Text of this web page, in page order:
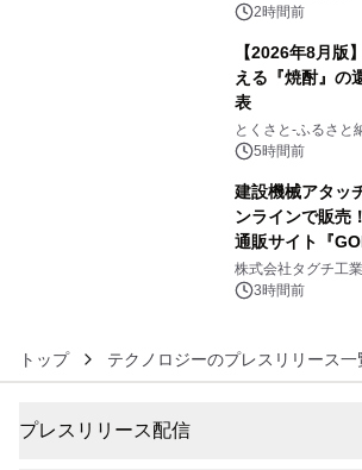
ぐっと豊かに
2時間前
【2026年8月版
える『焼酎』の
表
とくさと-ふるさと
5時間前
建設機械アタッ
ンラインで販売
通販サイト『
プン
株式会社タグチ工業
3時間前
トップ テクノロジーのプレスリリース一
プレスリリース配信